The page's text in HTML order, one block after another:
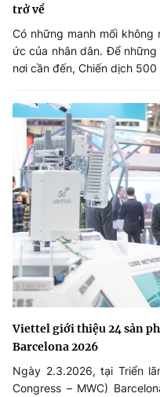
trở về
Có những manh mối
ức của nhân dân. Để
nơi cần đến, Chiến dịch
Viettel giới thiệu 24 sản
Barcelona 2026
Ngày 2.3.2026, tại Triển
Congress – MWC)